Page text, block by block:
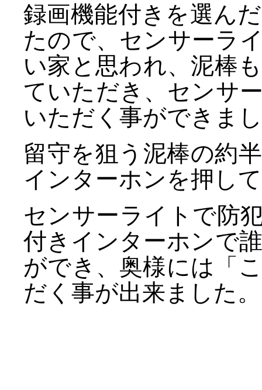
録画機能付きを選ん
たので、センサーラ
い家と思われ、泥棒
ていただき、センサ
いただく事ができま
留守を狙う泥棒の約
インターホンを押し
センサーライトで防
付きインターホンで
ができ、奥様には「
だく事が出来ました。